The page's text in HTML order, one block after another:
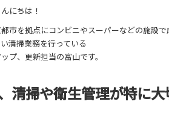
にちは！
市を拠点にコンビニやスーパーなどの施設
清掃業務を行っている
プ、更新担当の富山です。
清掃や衛生管理が特に大